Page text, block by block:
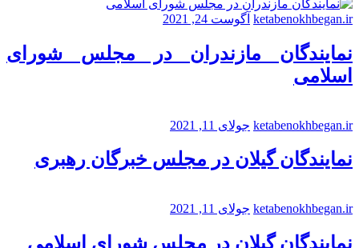
ketabenokhbegan.ir آگوست 24, 2021
نمایندگان مازندران در مجلس شورای
اسلامی
ketabenokhbegan.ir جولای 11, 2021
نمایندگان گیلان در مجلس خبرگان رهبری
ketabenokhbegan.ir جولای 11, 2021
نمایندگان گیلان در مجلس شورای اسلامی